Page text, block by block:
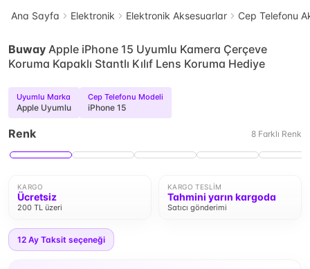
Ana Sayfa Elektronik Elektronik Aksesuarlar Cep Telefonu
Buway Apple iPhone 15 Uyumlu Kamera Çerçeve
Koruma Kapaklı Stantlı Kılıf Lens Koruma Hediye
Uyumlu Marka
Apple Uyumlu
Cep Telefonu Modeli
iPhone 15
Renk 8 Farklı Renk
KARGO
Ücretsiz
200 TL üzeri
KARGO TESLIM
Tahmini yarın kargoda
Satıcı gönderimi
12 Ay Taksit seçeneği